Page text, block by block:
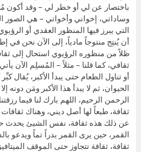
باختصار عن لي أو خطر لي – وقد أكون
وساداتي، إخواني وأخواتي – هي الصور
التي يبرز فيها المنظور العقدي أو
أن يُنتِج منتوجاً مادياً، إلى الآن نحن في
ظلاً من منظوره الرؤيوي استحال إلى
ثقافي، كما قلنا – مثلاً – المُسلِم الآن
أو تناول الطعام حتى يبدأ الأكبر، يُقال
الحيوان، ثم لا يبدأ هذا الأكبر ومَن
الرحمن الرحيم، اللهم بارك لنا فيما
ثقافة، طبعاً لها أصل ديني، وهناك
عن ذلك هذه ثقافة، نفس الشيئ يحدث
القمر، حين يرى القمر بدراً تماً ويدعو
ثقافة، ثقافة تتجاوز حتى الموقف